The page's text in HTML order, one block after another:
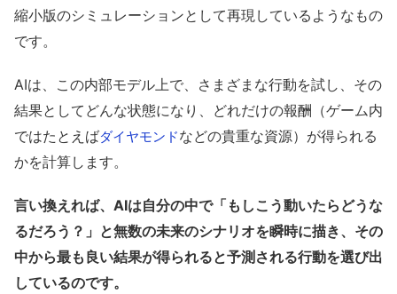
縮小版のシミュレーションとして再現しているようなもの
です。
AIは、この内部モデル上で、さまざまな行動を試し、その
結果としてどんな状態になり、どれだけの報酬（ゲーム内
ではたとえばダイヤモンドなどの貴重な資源）が得られる
かを計算します。
言い換えれば、AIは自分の中で「もしこう動いたらどうな
るだろう？」と無数の未来のシナリオを瞬時に描き、その
中から最も良い結果が得られると予測される行動を選び出
しているのです。